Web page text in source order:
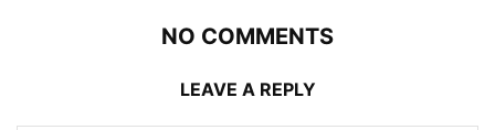
NO COMMENTS
LEAVE A REPLY